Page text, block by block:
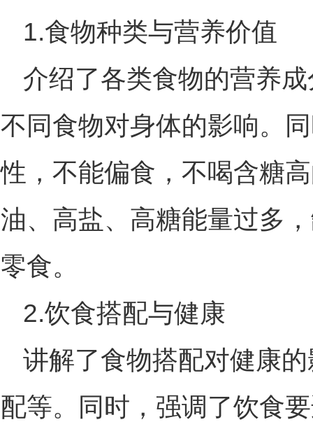
1.食物种类与营养价值
介绍了各类食物的营养
不同食物对身体的影响。
性，不能偏食，不喝含糖
油、高盐、高糖能量过多
零食。
2.饮食搭配与健康
讲解了食物搭配对健康
配等。同时，强调了饮食